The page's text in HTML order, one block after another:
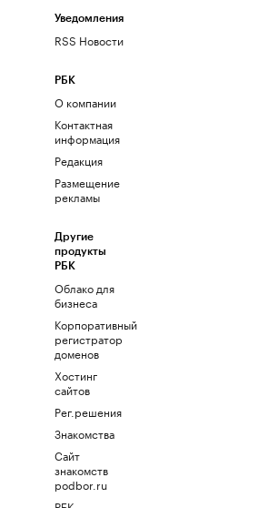
Уведомления
RSS Новости
РБК
О компании
Контактная
информация
Редакция
Размещение
рекламы
Другие
продукты
РБК
Облако для
бизнеса
Корпоративный
регистратор
доменов
Хостинг
сайтов
Рег.решения
Знакомства
Сайт
знакомств
podbor.ru